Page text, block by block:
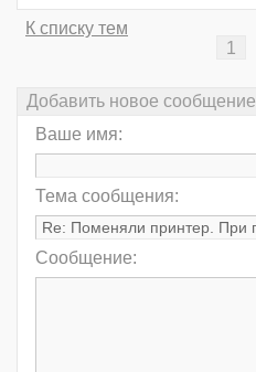
К списку тем
1
Добавить новое сообщение
Ваше имя:
Тема сообщения:
Сообщение: